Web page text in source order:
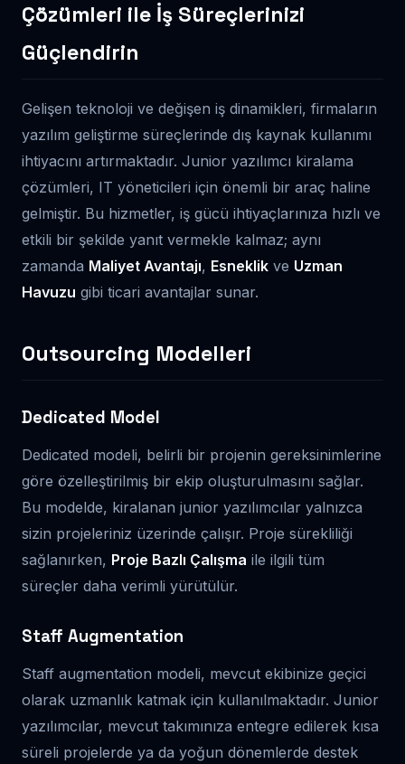
Çözümleri ile İş Süreçlerinizi
Güçlendirin
Gelişen teknoloji ve değişen iş dinamikleri, firmaların
yazılım geliştirme süreçlerinde dış kaynak kullanımı
ihtiyacını artırmaktadır. Junior yazılımcı kiralama
çözümleri, IT yöneticileri için önemli bir araç haline
gelmiştir. Bu hizmetler, iş gücü ihtiyaçlarınıza hızlı ve
etkili bir şekilde yanıt vermekle kalmaz; aynı
zamanda Maliyet Avantajı, Esneklik ve Uzman
Havuzu gibi ticari avantajlar sunar.
Outsourcing Modelleri
Dedicated Model
Dedicated modeli, belirli bir projenin gereksinimlerine
göre özelleştirilmiş bir ekip oluşturulmasını sağlar.
Bu modelde, kiralanan junior yazılımcılar yalnızca
sizin projeleriniz üzerinde çalışır. Proje sürekliliği
sağlanırken, Proje Bazlı Çalışma ile ilgili tüm
süreçler daha verimli yürütülür.
Staff Augmentation
Staff augmentation modeli, mevcut ekibinize geçici
olarak uzmanlık katmak için kullanılmaktadır. Junior
yazılımcılar, mevcut takımınıza entegre edilerek kısa
süreli projelerde ya da yoğun dönemlerde destek